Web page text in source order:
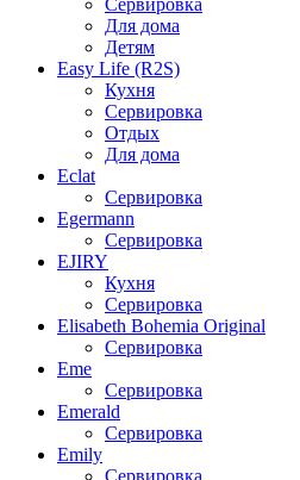
Сервировка
Для дома
Детям
Easy Life (R2S)
Кухня
Сервировка
Отдых
Для дома
Eclat
Сервировка
Egermann
Сервировка
EJIRY
Кухня
Сервировка
Elisabeth Bohemia Original
Сервировка
Eme
Сервировка
Emerald
Сервировка
Emily